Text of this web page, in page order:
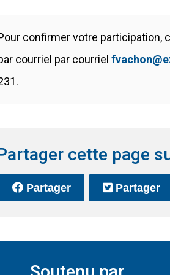
confirmer votre participation,
courriel par courriel
cette page
Partagersur Facebook
(Ce lien s'ouvrira
Partager